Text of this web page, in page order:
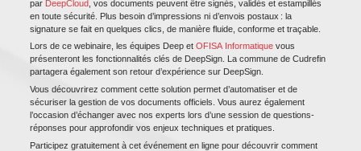
par DeepCloud , vos documents peuvent être signés, validés et estampillés
en toute sécurité. Plus besoin d’impressions ni d’envois postaux : la
signature se fait en quelques clics, de manière fluide, conforme et traçable.
Lors de ce webinaire, les équipes Deep et OFISA Informatique vous
présenteront les fonctionnalités clés de DeepSign. La commune de Cudrefin
partagera également son retour d’expérience sur DeepSign.
Vous découvrirez comment cette solution permet d’automatiser et de
sécuriser la gestion de vos documents officiels. Vous aurez également
l’occasion d’échanger avec nos experts lors d’une session de questions-
réponses pour approfondir vos enjeux techniques et pratiques.
Participez gratuitement à cet événement en ligne pour découvrir comment